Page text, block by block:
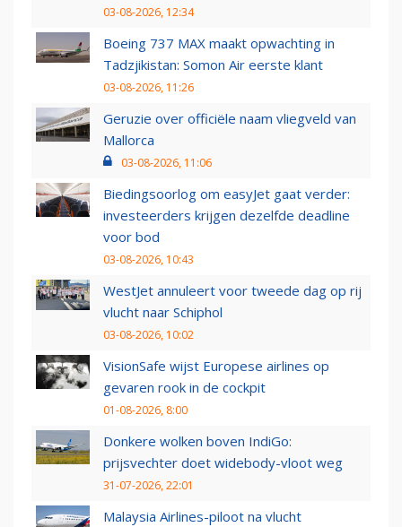
03-08-2026, 12:34
Boeing 737 MAX maakt opwachting in
Tadzjikistan: Somon Air eerste klant
03-08-2026, 11:26
Geruzie over officiële naam vliegveld van
Mallorca
03-08-2026, 11:06
Biedingsoorlog om easyJet gaat verder:
investeerders krijgen dezelfde deadline
voor bod
03-08-2026, 10:43
WestJet annuleert voor tweede dag op rij
vlucht naar Schiphol
03-08-2026, 10:02
VisionSafe wijst Europese airlines op
gevaren rook in de cockpit
01-08-2026, 8:00
Donkere wolken boven IndiGo:
prijsvechter doet widebody-vloot weg
31-07-2026, 22:01
Malaysia Airlines-piloot na vlucht